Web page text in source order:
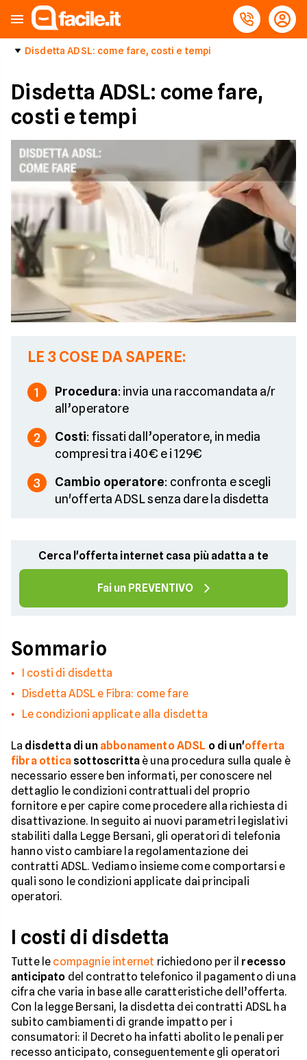
Disdetta ADSL: come fare, costi e tempi
Disdetta ADSL: come fare,
costi e tempi
LE 3 COSE DA SAPERE:
1 Procedura: invia una raccomandata a/r
all’operatore
2 Costi: fissati dall’operatore, in media
compresi tra i 40€ e i 129€
3 Cambio operatore: confronta e scegli
un'offerta ADSL senza dare la disdetta
Cerca l'offerta internet casa più adatta a te
Fai un PREVENTIVO
Sommario
I costi di disdetta
Disdetta ADSL e Fibra: come fare
Le condizioni applicate alla disdetta
La disdetta di un abbonamento ADSL o di un'offerta
fibra ottica sottoscritta è una procedura sulla quale è
necessario essere ben informati, per conoscere nel
dettaglio le condizioni contrattuali del proprio
fornitore e per capire come procedere alla richiesta di
disattivazione. In seguito ai nuovi parametri legislativi
stabiliti dalla Legge Bersani, gli operatori di telefonia
hanno visto cambiare la regolamentazione dei
contratti ADSL. Vediamo insieme come comportarsi e
quali sono le condizioni applicate dai principali
operatori.
I costi di disdetta
Tutte le compagnie internet richiedono per il recesso
anticipato del contratto telefonico il pagamento di una
cifra che varia in base alle caratteristiche dell’offerta.
Con la legge Bersani, la disdetta dei contratti ADSL ha
subito cambiamenti di grande impatto per i
consumatori: il Decreto ha infatti abolito le penali per
recesso anticipato, conseguentemente gli operatori